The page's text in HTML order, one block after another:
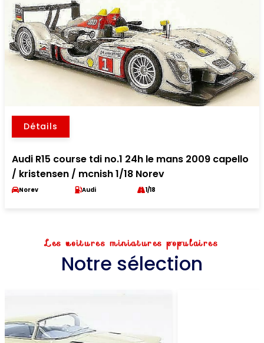
Détails
Audi R15 course tdi no.1 24h le mans 2009 capello
/ kristensen / mcnish 1/18 Norev
Norev Audi 1/18
Les voitures miniatures populaires
Notre sélection